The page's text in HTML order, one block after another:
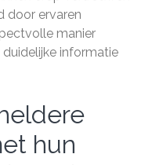
door ervaren
manier
informatie
hun